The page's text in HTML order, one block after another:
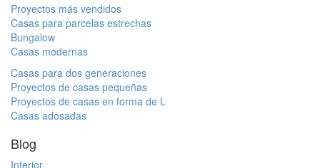
Proyectos más vendidos
Casas para parcelas estrechas
Bungalow
Casas modernas
Casas para dos generaciones
Proyectos de casas pequeñas
Proyectos de casas en forma de L
Casas adosadas
Blog
Interior